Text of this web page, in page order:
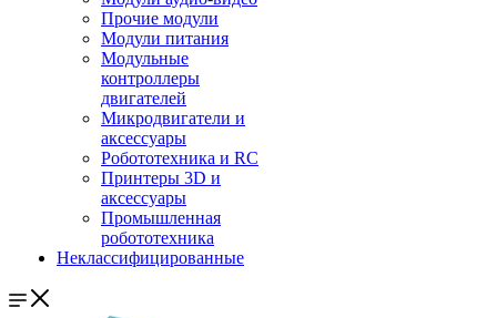
Прочие модули
Модули питания
Модульные
контроллеры
двигателей
Микродвигатели и
аксессуары
Робототехника и RC
Принтеры 3D и
аксессуары
Промышленная
робототехника
Неклассифицированные